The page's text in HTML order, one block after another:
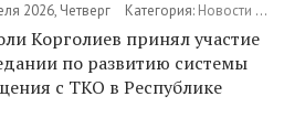
2026, Четверг Категория: Новости
Корголиев принял участие
по развитию системы
с ТКО в Республике